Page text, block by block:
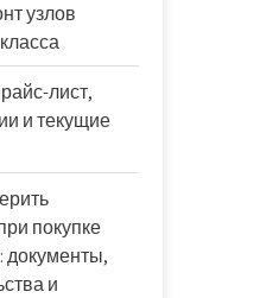
узлов
лист,
и текущие
покупке
документы,
и